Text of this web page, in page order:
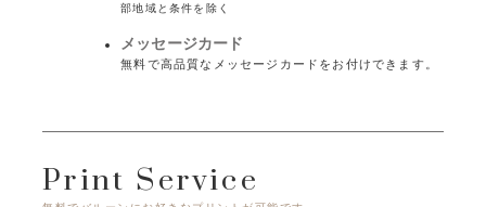
部地域と条件を除く
メッセージカード
無料で高品質なメッセージカードをお付けできます。
Print Service